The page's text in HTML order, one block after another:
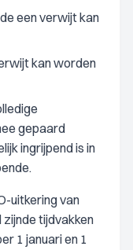
een verwijt kan
kan worden
gepaard
ingrijpend is in
uitkering van
tijdvakken
1 januari en 1